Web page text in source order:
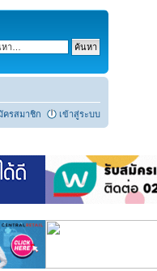
ครสมาชิก เข้าสู่ระบบ